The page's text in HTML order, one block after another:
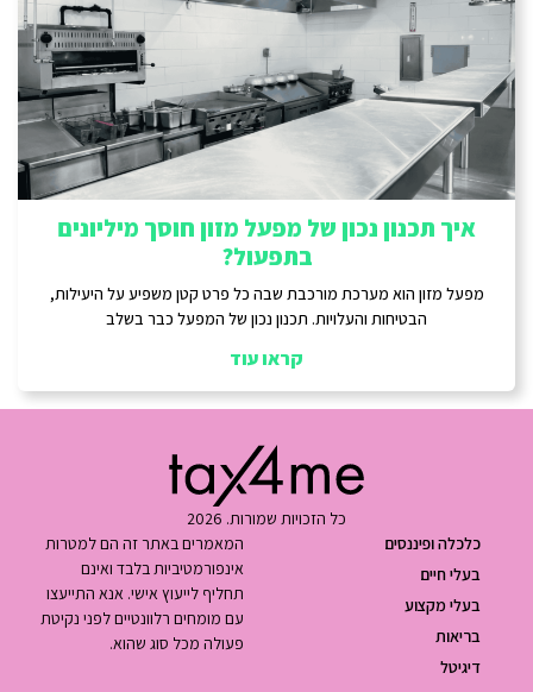
איך תכנון נכון של מפעל מזון חוסך מיליונים
בתפעול?
מפעל מזון הוא מערכת מורכבת שבה כל פרט קטן משפיע על היעילות,
הבטיחות והעלויות. תכנון נכון של המפעל כבר בשלב
קראו עוד
כל הזכויות שמורות. 2026
כלכלה ופיננסים
בעלי חיים
בעלי מקצוע
בריאות
דיגיטל
המאמרים באתר זה הם למטרות
אינפורמטיביות בלבד ואינם
תחליף לייעוץ אישי. אנא התייעצו
עם מומחים רלוונטיים לפני נקיטת
פעולה מכל סוג שהוא.